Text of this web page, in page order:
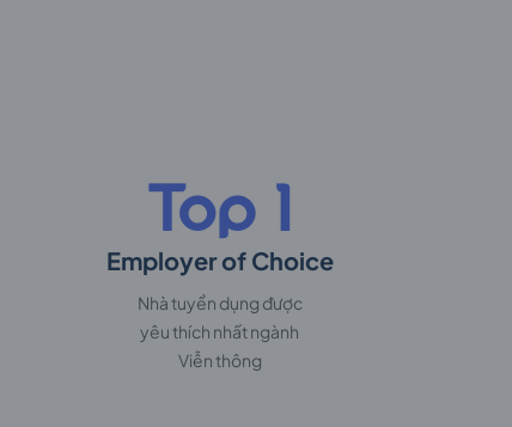
Top 1
Employer of Choice
Nhà tuyển dụng được
yêu thích nhất ngành
Viễn thông